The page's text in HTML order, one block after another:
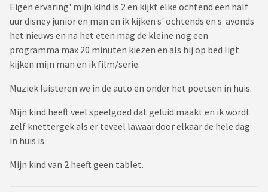
Eigen ervaring' mijn kind is 2 en kijkt elke ochtend een half
uur disney junior en man en ik kijken s' ochtends en s avonds
het nieuws en na het eten mag de kleine nog een
programma max 20 minuten kiezen en als hij op bed ligt
kijken mijn man en ik film/serie.
Muziek luisteren we in de auto en onder het poetsen in huis.
Mijn kind heeft veel speelgoed dat geluid maakt en ik wordt
zelf knettergek als er teveel lawaai door elkaar de hele dag
in huis is.
Mijn kind van 2 heeft geen tablet.